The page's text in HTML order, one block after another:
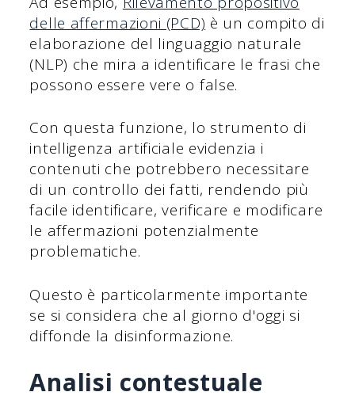
delle affermazioni (PCD) è un compito di
elaborazione del linguaggio naturale
(NLP) che mira a identificare le frasi che
possono essere vere o false.
Con questa funzione, lo strumento di
intelligenza artificiale evidenzia i
contenuti che potrebbero necessitare
di un controllo dei fatti, rendendo più
facile identificare, verificare e modificare
le affermazioni potenzialmente
problematiche.
Questo è particolarmente importante
se si considera che al giorno d'oggi si
diffonde la disinformazione.
Analisi contestuale